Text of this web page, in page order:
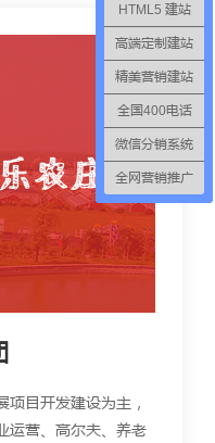
目开发建设为主，
运营、高尔夫、养老
HTML5 建站
高端定制建站
精美营销建站
全国400电话
微信分销系统
全网营销推广